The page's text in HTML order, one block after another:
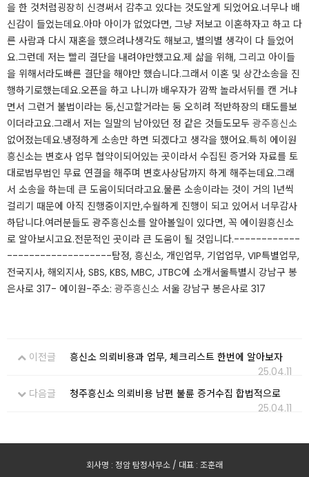
을 한 것처럼굉장히 신경써서 감추고 있다는 것도알게 되었어요.​너무나 배
신감이 들었는데요.​아마 아이가 없었다면, 그냥 저보고 이혼하자고 하고 다
른 사람과 다시 재혼을 했으려나생각도 해보고, 별의별 생각이 다 들었어
요.​그런데 저는 빨리 결단을 내려야만했고요.​제 삶을 위해, 그리고 아이들
을 위해서라도빠른 결단을 해야만 했습니다.​그래서 이혼 및 상간소송을 진
행하기로했는데요.​오픈을 하고 나니까 배우자가 깜짝 놀라서뒤를 캔 거냐
면서 그런거 불법이라는 둥,신고할거라는 둥 오히려 적반하장의 태도를보
이더라고요.​그래서 저는 일말의 남아있던 정 같은 것들도모두 광주흥신소
없어졌는데요.​냉정하게 소송만 하면 되겠다고 생각을 했어요.​특히 에이원
흥신소는 변호사 업무 협약이되어있는 곳이라서 수집된 증거와 자료를 토
대로법무법인 무료 연결을 해주며 변호사상담까지 하게 해주는데요.​그래
서 소송을 하는데 큰 도움이되더라고요.​물론 소송이라는 것이 거의 1년씩
걸리기 때문에 아직 진행중이지만,수월하게 진행이 되고 있어서 너무감사
하답니다.​여러분들도 광주흥신소를 알아볼일이 있다면, 꼭 에이원흥신소
로 알아보시고요.​전문적인 곳이라 큰 도움이 될 것입니다.​​​------------
-------------------​탐정, 흥신소, 개인업무, 기업업무, VIP특별업무,
전국지사, 해외지사, SBS, KBS, MBC, JTBC에 소개​서울특별시 강남구 봉
은사로 317- 에이원-주소: 광주흥신소 서울 강남구 봉은사로 317​
이전글
흥신소 의뢰비용과 업무, 체크리스트 한번에 알아보자
25.04.11
다음글
청주흥신소 의뢰비용 남편 불륜 증거수집 합법적으로
25.04.11
회사명 : 정암 탐정사무소 / 대표 : 조훈래